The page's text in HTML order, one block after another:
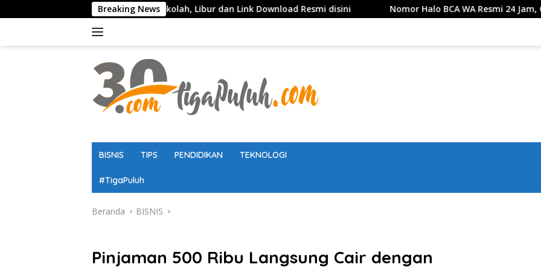
ke
Breaking News
Timur, Jadwal Sekolah, Libur dan Link Download Resmi disini Nomor Halo BCA WA Resmi 24 Jam, Cara Hubungi CS
BISNIS TIPS PENDIDIKAN TEKNOLOGI
#TigaPuluh
Beranda BISNIS
Pinjaman 500 Ribu Langsung Cair dengan